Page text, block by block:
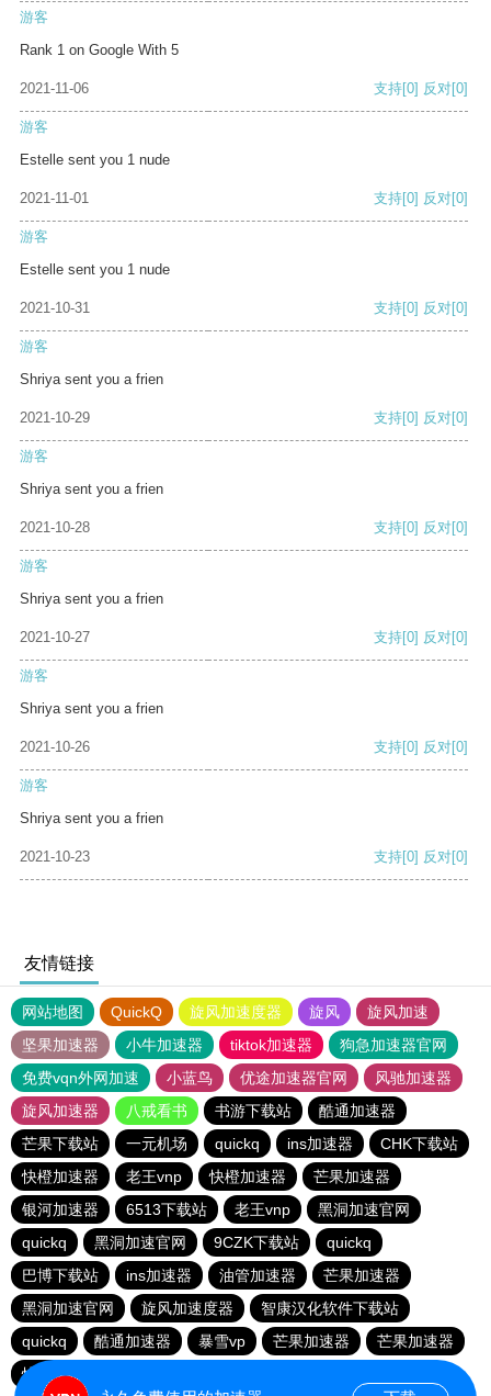
游客
Rank 1 on Google With 5
2021-11-06 支持[0] 反对[0]
游客
Estelle sent you 1 nude
2021-11-01 支持[0] 反对[0]
游客
Estelle sent you 1 nude
2021-10-31 支持[0] 反对[0]
游客
Shriya sent you a frien
2021-10-29 支持[0] 反对[0]
游客
Shriya sent you a frien
2021-10-28 支持[0] 反对[0]
游客
Shriya sent you a frien
2021-10-27 支持[0] 反对[0]
游客
Shriya sent you a frien
2021-10-26 支持[0] 反对[0]
游客
Shriya sent you a frien
2021-10-23 支持[0] 反对[0]
友情链接
网站地图 QuickQ 旋风加速度器 旋风
旋风加速
坚果加速器
小牛加速器 tiktok加速器
狗急加速器官网
免费vqn外网加速
小蓝鸟 优途加速器官网
风驰加速器
旋风加速器
八戒看书 书游下载站
酷通加速器
芒果下载站
一元机场 quickq ins加速器
CHK下载站
快橙加速器
老王vnp 快橙加速器
芒果加速器
银河加速器
6513下载站 老王vnp
黑洞加速官网
quickq
黑洞加速官网 9CZK下载站
quickq
巴博下载站
ins加速器 油管加速器
芒果加速器
黑洞加速官网
旋风加速度器
智康汉化软件下载站
quickq
酷通加速器 暴雪vp 芒果加速器
芒果加速器
快橙加速器